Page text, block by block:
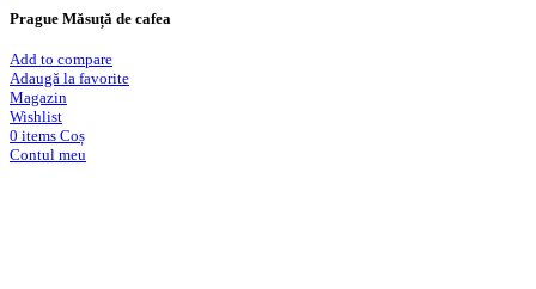
Prague Măsuță de cafea
Add to compare
Adaugă la favorite
Magazin
Wishlist
0 items Coș
Contul meu